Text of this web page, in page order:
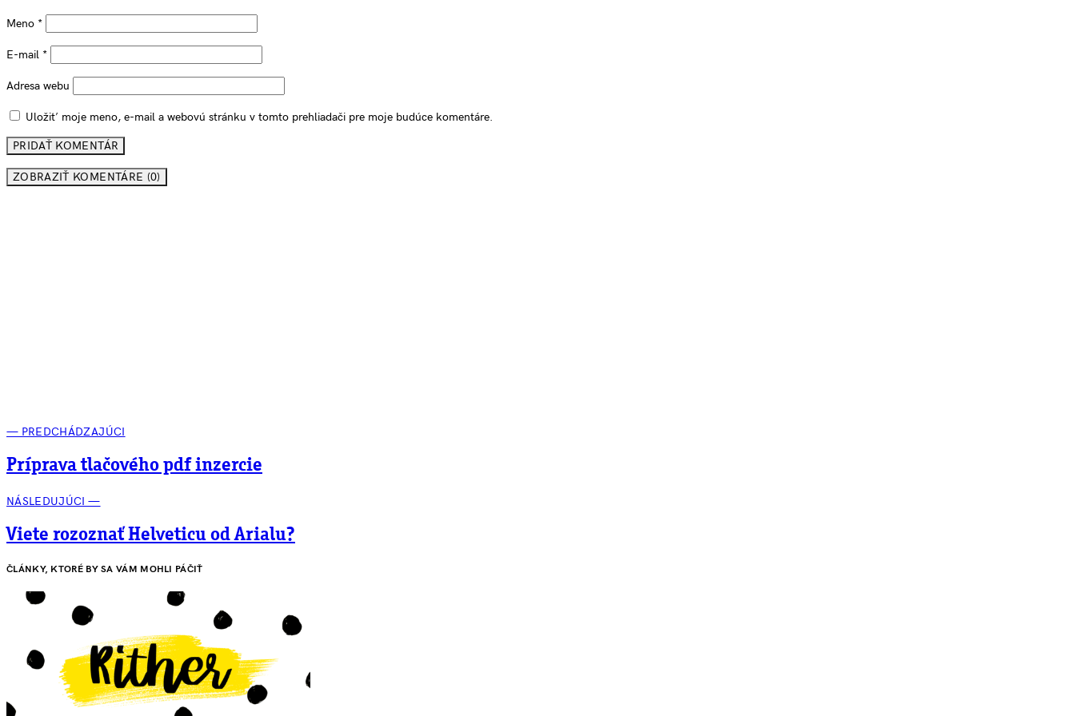
Meno *
E-mail *
Adresa webu
Uložiť moje meno, e-mail a webovú stránku v tomto prehliadači pre moje budúce komentáre.
ZOBRAZIŤ KOMENTÁRE (0)
— PREDCHÁDZAJÚCI
Príprava tlačového pdf inzercie
NÁSLEDUJÚCI —
Viete rozoznať Helveticu od Arialu?
ČLÁNKY, KTORÉ BY SA VÁM MOHLI PÁČIŤ